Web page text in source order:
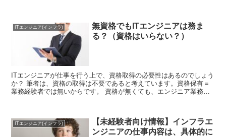
ITエンジニア(インフラ)
無資格でもITエンジニアは務ま
る？（資格はいらない？）
ITエンジニアが仕事を行う上で、資格取得の必要性はあるのでしょう
か？ 筆者は、資格の取得は不要であると考えています。資格保有＝
業務経験者では無いからです。 資格が無くても、エンジニア業務を
ITエンジニア(インフラ)
【未経験者向け情報】インフラエ
ンジニアの仕事内容は、具体的に